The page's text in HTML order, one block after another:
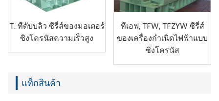
T. ทีดับบลิว ซีรี่ส์ของมอเตอร์
ซิงโครนัสความเร็วสูง
ทีเอฟ, TFW, TFZYW ซีรี่ส์
ของเครื่องกำเนิดไฟฟ้าแบบ
ซิงโครนัส
แท็กสินค้า